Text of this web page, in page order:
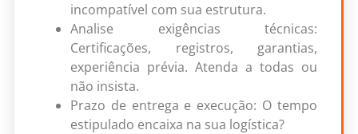
incompatível com sua estrutura.
Analise exigências técnicas:
Certificações, registros, garantias,
experiência prévia. Atenda a todas ou
não insista.
Prazo de entrega e execução: O tempo
estipulado encaixa na sua logística?